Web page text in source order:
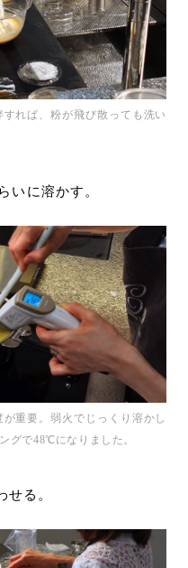
れば、粉が飛び散っても洗い
に溶かす。
重要。弱火でじっくり溶かし
グで48℃になりました。
る。